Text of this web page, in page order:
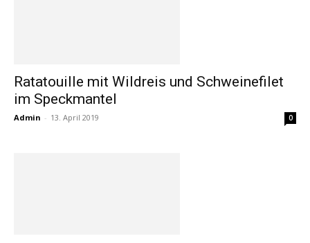
Ratatouille mit Wildreis und Schweinefilet
im Speckmantel
Admin - 13. April 2019 0